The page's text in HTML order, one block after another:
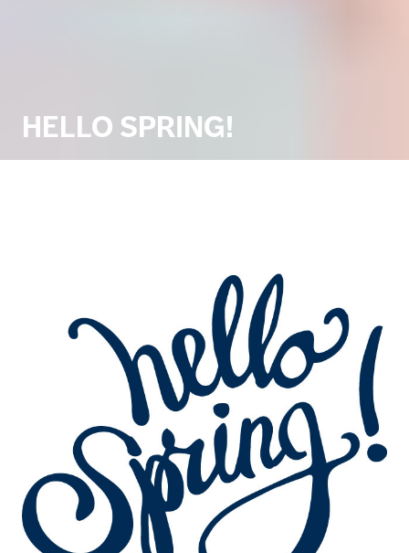
HELLO SPRING!